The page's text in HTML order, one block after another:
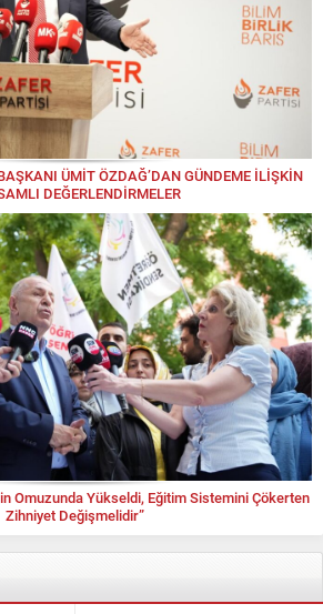
ÜMİT ÖZDAĞ’DAN GÜNDEME İLİŞKİN
DEĞERLENDİRMELER
Omuzunda Yükseldi, Eğitim Sistemini Çökerten
Zihniyet Değişmelidir”